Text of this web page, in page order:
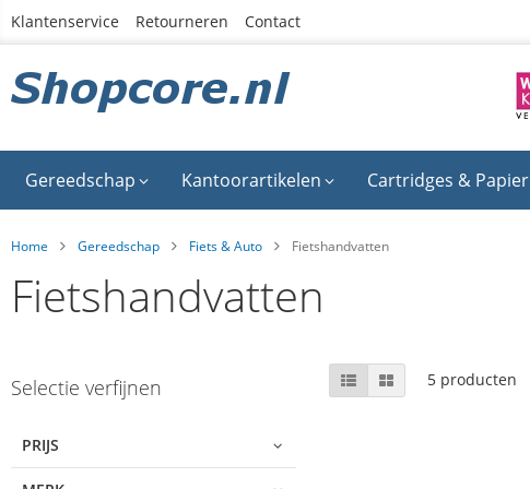
Ga
inhoud
Klantenservice Retourneren Contact
Gereedschap Kantoorartikelen Cartridges & Papier
Home Gereedschap Fiets & Auto Fietshandvatten
Fietshandvatten
to
list
Selectie verfijnen
PRIJS
Tonen
als
Lijst Foto-
tabel
5producten